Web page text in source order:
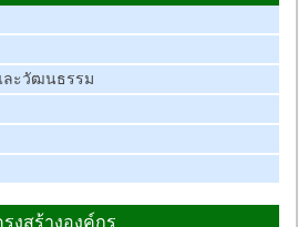
ละวัฒนธรรม
งสร้างองค์กร